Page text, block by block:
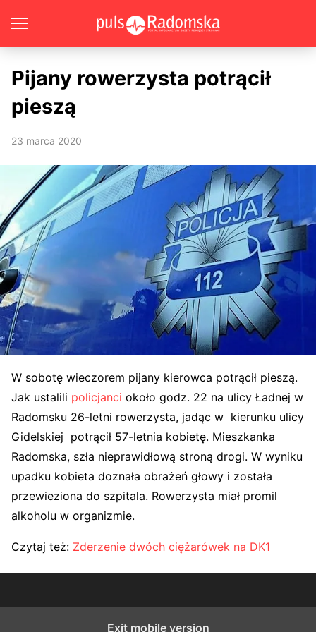
Pijany rowerzysta potrącił
pieszą
23 marca 2020
W sobotę wieczorem pijany kierowca potrącił pieszą.
Jak ustalili policjanci około godz. 22 na ulicy Ładnej w
Radomsku 26-letni rowerzysta, jadąc w kierunku ulicy
Gidelskiej potrącił 57-letnia kobietę. Mieszkanka
Radomska, szła nieprawidłową stroną drogi. W wyniku
upadku kobieta doznała obrażeń głowy i została
przewieziona do szpitala. Rowerzysta miał promil
alkoholu w organizmie.
Czytaj też: Zderzenie dwóch ciężarówek na DK1
Exit mobile version